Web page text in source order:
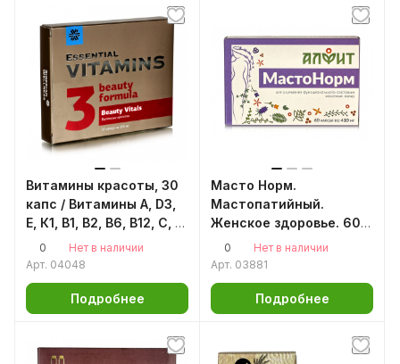
Витамины красоты, 30
капс / Витамины А, D3,
Е, К1, В1, В2, В6, В12, С, Q
10, фолиевая кислота
0
Нет в наличии
Арт. 04048
Подробнее
Масто Норм.
Мастопатийный.
Женское здоровье. 60
капсул по 410мг.
0
Нет в наличии
Арт. 03881
Подробнее